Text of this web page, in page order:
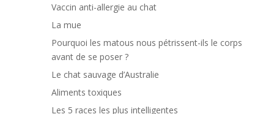
Vaccin anti-allergie au chat
La mue
Pourquoi les matous nous pétrissent-ils le corps
avant de se poser ?
Le chat sauvage d’Australie
Aliments toxiques
Les 5 races les plus intelligentes